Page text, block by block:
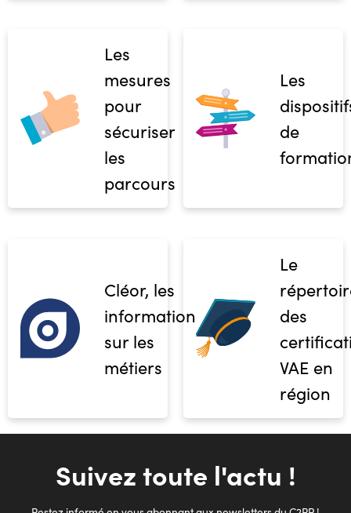
Les
mesures
pour
sécuriser
les
parcours
Les
de
Cléor, les
informations
sur les
métiers
Le
des
VAE en
région
Suivez toute l'actu !